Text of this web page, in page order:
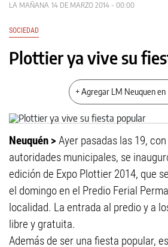
LA MAÑANA 14 DE MARZO 2014 - 00:00
SOCIEDAD
Plottier ya vive su
+ Agregar LM Neuquen en
Neuquén > Ayer pasadas las 19,
autoridades municipales, se
edición de Expo Plottier 2014, que
el domingo en el Predio Ferial
localidad. La entrada al predio y a
libre y gratuita.
Además de ser una fiesta popular,